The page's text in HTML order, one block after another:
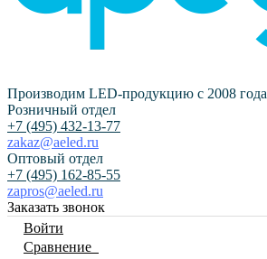
Производим LED-продукцию с 2008 года
Розничный отдел
+7 (495) 432-13-77
zakaz@aeled.ru
Оптовый отдел
+7 (495) 162-85-55
zapros@aeled.ru
Заказать звонок
Войти
Сравнение